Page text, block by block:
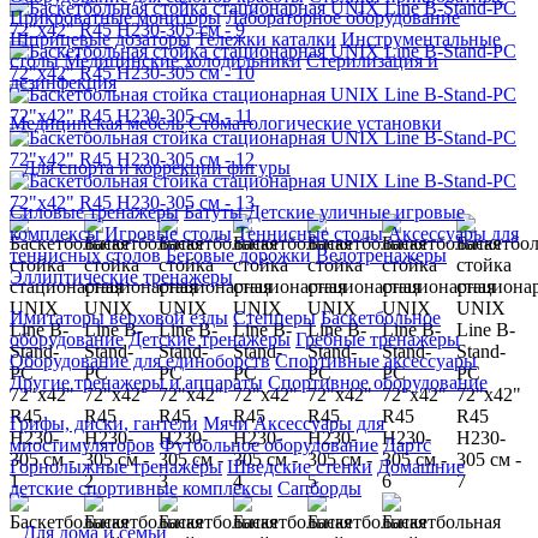
Прикроватные мониторы Лабораторное оборудование
Шприцевые дозаторы Тележки каталки Инструментальные
столы Медицинские холодильники Стерилизация и
дезинфекция
Медицинская мебель Стоматологические установки
Для спорта и коррекции фигуры
Силовые тренажеры Батуты Детские уличные игровые
комплексы Игровые столы Теннисные столы Аксессуары для
теннисных столов Беговые дорожки Велотренажеры
Эллиптические тренажеры
Имитаторы верховой езды Степперы Баскетбольное
оборудование Детские тренажеры Гребные тренажеры
Оборудование для единоборств Спортивные аксессуары
Другие тренажеры и аппараты Спортивное оборудование
Грифы, диски, гантели Мячи Аксессуары для
миостимуляторов Футбольное оборудование Дартс
Горнолыжные тренажёры Шведские стенки Домашние
детские спортивные комплексы Сапборды
Для дома и семьи